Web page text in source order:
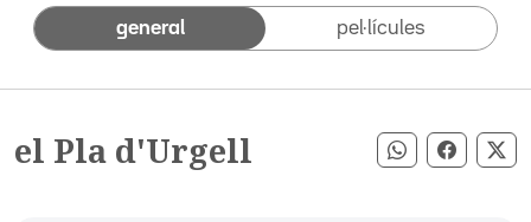
general pel·lícules
el Pla d'Urgell Compartir